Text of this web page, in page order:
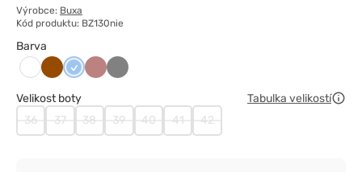
Výrobce: Buxa
Kód produktu: BZ130nie
Barva
Biały Brązowy
Niebieski
Rosa Szary
Velikost boty
Tabulka velikostí
36
37 38 39 40 41 42